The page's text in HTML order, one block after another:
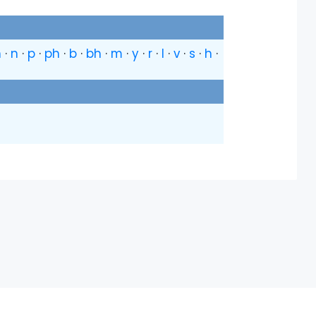
· n · p · ph · b · bh · m ·y · r · l ·v · s · h ·